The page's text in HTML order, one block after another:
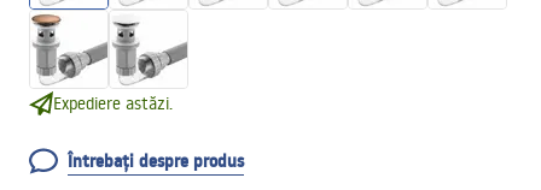
Expediere astăzi.
Întrebați despre produs